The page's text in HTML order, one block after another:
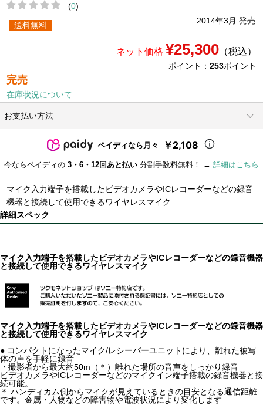
(0)
2014年3月 発売
送料無料
ネット価格 ¥25,300（税込）
ポイント： 253ポイント
完売
在庫状況について
お支払い方法
ペイディなら月々 ￥2,108
今ならペイディの 3・6・12回あと払い 分割手数料無料！ → 詳細はこちら
マイク入力端子を搭載したビデオカメラやICレコーダーなどの録音
機器と接続して使用できるワイヤレスマイク
詳細スペック
マイク入力端子を搭載したビデオカメラやICレコーダーなどの録音機器
と接続して使用できるワイヤレスマイク
マイク入力端子を搭載したビデオカメラやICレコーダーなどの録音機器
と接続して使用できるワイヤレスマイク
● コンパクトになったマイク/レシーバーユニットにより、離れた被写
体の声を手軽に録音
・撮影者から最大約50m（＊）離れた場所の音声をしっかり録音
ビデオカメラやICレコーダーなどのマイクイン端子搭載の録音機器と接
続可能。
＊ ハンディカム側からマイクが見えているときの目安となる通信距離
です。金属・人物などの障害物や電波状況により変化します